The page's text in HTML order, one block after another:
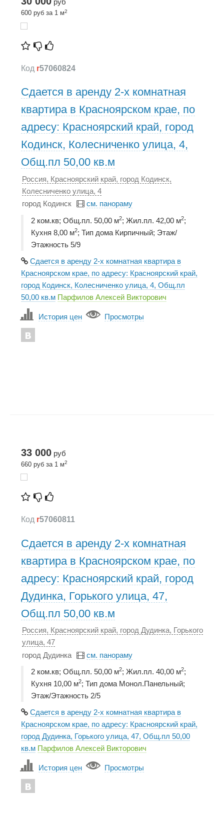
руб
600 руб за 1 м2
Код r57060824
Сдается в аренду 2-х комнатная
квартира в Красноярском крае, по
адресу: Красноярский край, город
Кодинск, Колесниченко улица, 4,
Общ.пл 50,00 кв.м
Россия, Красноярский край, город Кодинск,
Колесниченко улица, 4
город Кодинск
см. панораму
2 ком.кв; Общ.пл. 50,00 м2; Жил.пл. 42,00 м2;
Кухня 8,00 м2; Тип дома Кирпичный; Этаж/
Этажность 5/9
Сдается в аренду 2-х комнатная квартира в
Красноярском крае, по адресу: Красноярский край,
город Кодинск, Колесниченко улица, 4, Общ.пл
50,00 кв.м Парфилов Алексей Викторович
История цен Просмотры
33 000 руб
660 руб за 1 м2
Код r57060811
Сдается в аренду 2-х комнатная
квартира в Красноярском крае, по
адресу: Красноярский край, город
Дудинка, Горького улица, 47,
Общ.пл 50,00 кв.м
Россия, Красноярский край, город Дудинка, Горького
улица, 47
город Дудинка
см. панораму
2 ком.кв; Общ.пл. 50,00 м2; Жил.пл. 40,00 м2;
Кухня 10,00 м2; Тип дома Монол.Панельный;
Этаж/Этажность 2/5
Сдается в аренду 2-х комнатная квартира в
Красноярском крае, по адресу: Красноярский край,
город Дудинка, Горького улица, 47, Общ.пл 50,00
кв.м Парфилов Алексей Викторович
История цен Просмотры